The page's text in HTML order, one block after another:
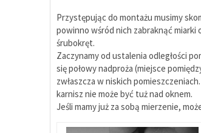
Przystępując do montażu musimy
powinno wśród nich zabraknąć miarki
śrubokręt.
Zaczynamy od ustalenia odległości
się połowy nadproża (miejsce
zwłaszcza w niskich
karnisz nie może być tuż nad oknem.
Jeśli mamy już za sobą mierzenie,